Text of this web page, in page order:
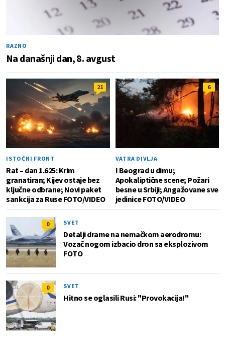
RAZNO
Na današnji dan, 8. avgust
21
ISTOČNI FRONT
Rat – dan 1.625: Krim
granatiran; Kijev ostaje bez
ključne odbrane; Novi paket
sankcija za Ruse FOTO/VIDEO
6
VATRA DIVLJA
I Beograd u dimu;
Apokaliptične scene; Požari
besne u Srbiji; Angažovane sve
jedinice FOTO/VIDEO
0 SVET
Detalji drame na nemačkom aerodromu:
Vozač nogom izbacio dron sa eksplozivom
FOTO
0 SVET
Hitno se oglasili Rusi: "Provokacija!"